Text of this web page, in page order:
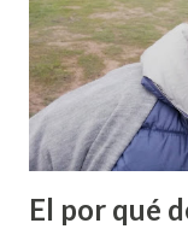
una buena manera
Caminar para
experimentar la
nos vemos
El por qué